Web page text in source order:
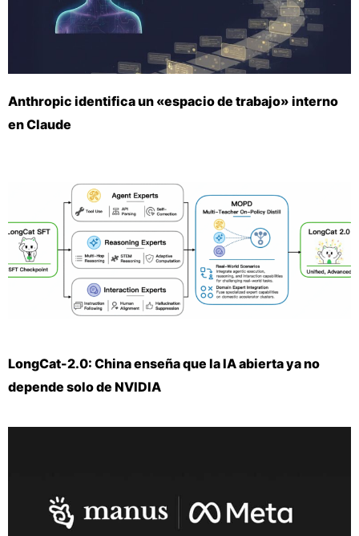
Anthropic identifica un «espacio de trabajo» interno
en Claude
LongCat-2.0: China enseña que la IA abierta ya no
depende solo de NVIDIA